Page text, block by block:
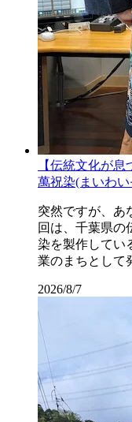
【伝統文化が
萬祝染(まいわ
突然ですが、あ
回は、千葉県の
染を製作してい
業のまちとし
2026/8/7